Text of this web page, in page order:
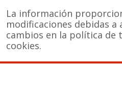
La información
modificaciones debidas a
cambios en la política de
cookies.